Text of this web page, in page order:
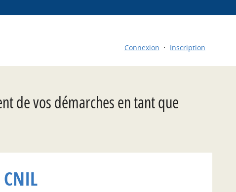
Connexion Inscription
de vos démarches en tant que